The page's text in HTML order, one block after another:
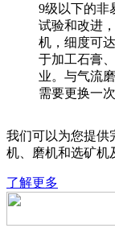
9级以下的非
试验和改进
机，细度可
于加工石膏
业。与气流
需要更换一
我们可以为您提供
机、磨机和选矿机
了解更多